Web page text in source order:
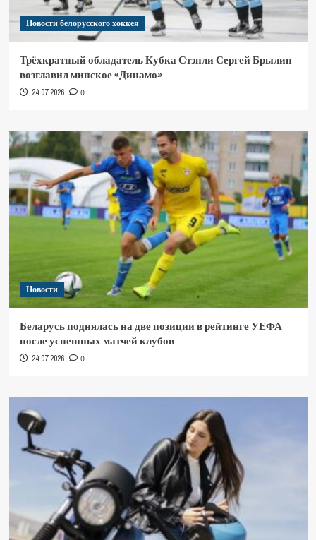
Новости белорусского хоккея
Трёхкратный обладатель Кубка Стэнли Сергей Брылин
возглавил минское «Динамо»
24.07.2026 0
Новости
Беларусь поднялась на две позиции в рейтинге УЕФА
после успешных матчей клубов
24.07.2026 0